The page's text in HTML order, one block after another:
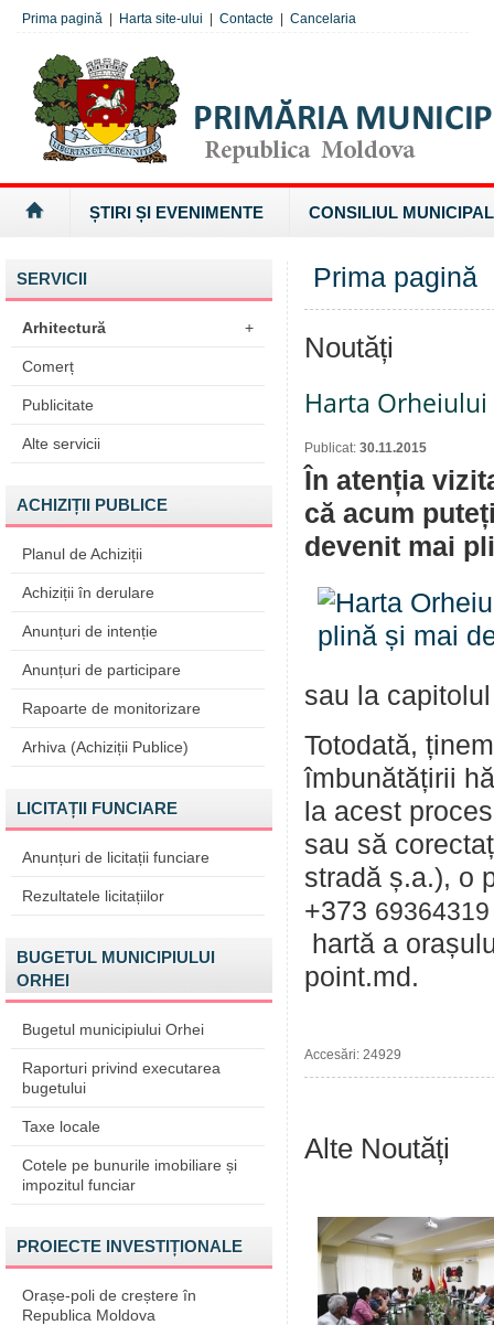
Prima pagină Harta site-ului Contacte Cancelaria
ȘTIRI ȘI EVENIMENTE CONSILIUL MUNICIPAL
SERVICII
Arhitectură +
Comerț
Publicitate
Alte servicii
ACHIZIȚII PUBLICE
Planul de Achiziții
Achiziții în derulare
Anunțuri de intenție
Anunțuri de participare
Rapoarte de monitorizare
Arhiva (Achiziții Publice)
LICITAȚII FUNCIARE
Anunțuri de licitații funciare
Rezultatele licitațiilor
BUGETUL MUNICIPIULUI
ORHEI
Bugetul municipiului Orhei
Raporturi privind executarea
bugetului
Taxe locale
Cotele pe bunurile imobiliare și
impozitul funciar
PROIECTE INVESTIȚIONALE
Orașe-poli de creștere în
Republica Moldova
Prima pagină
Noutăți
Harta
Publicat: 30.11.2015
În atenția
că acum
devenit mai
sau la
Totodată,
îmbunătățirii
la acest
sau să
stradă ș.a.), o
+373 69364319
hartă a
point.md.
Accesări: 24929
Alte Noutăți